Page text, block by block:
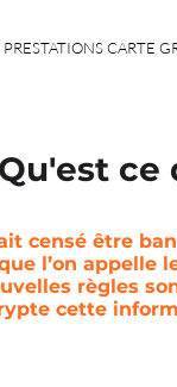
PRESTATIONS CARTE
ce
censé être
l’on appelle
règles
cette